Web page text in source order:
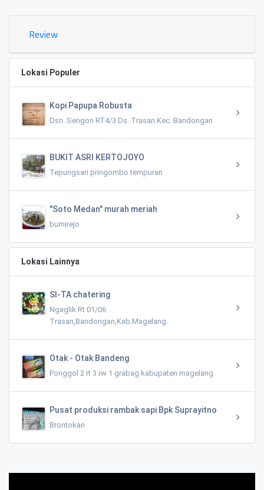
Review
Lokasi Populer
Kopi Papupa Robusta
Dsn. Sengon RT4/3 Ds. Trasan Kec. Bandongan
BUKIT ASRI KERTOJOYO
Tepungsari pringombo tempuran
"Soto Medan" murah meriah
bumirejo
Lokasi Lainnya
SI-TA chatering
Ngaglik Rt 01/06
Trasan,Bandongan,Kab.Magelang.
Otak - Otak Bandeng
Ponggol 2 rt 3 rw 1 grabag kabupaten magelang
Pusat produksi rambak sapi Bpk Suprayitno
Brontokan